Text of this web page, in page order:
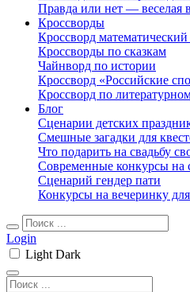
Правда или нет — веселая
Кроссворды
Кроссворд
Кроссворды по сказкам
Чайнворд по истории
Кроссворд «Российские
Кроссворд по
Блог
Сценарии детских
Смешные загадки для
Что подарить на свадьбу
Современные конкурсы на
Сценарий гендер пати
Конкурсы на вечеринку
Login
Light Dark